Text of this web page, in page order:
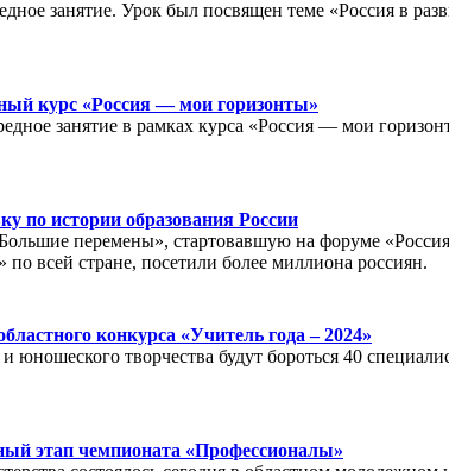
занятие. Урок был посвящен теме «Россия в
курс «Россия — мои горизонты»
занятие в рамках курса «Россия — мои
по истории образования России
перемены», стартовавшую на форуме
всей стране, посетили более миллиона россиян.
конкурса «Учитель года – 2024»
юношеского творчества будут бороться 40
этап чемпионата «Профессионалы»